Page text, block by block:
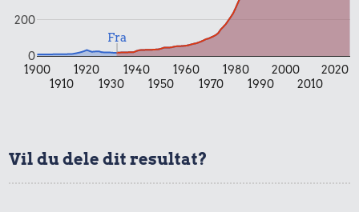
6,26 kr. 0,13 kr.
1900
1910
1920
1930
1940
1950
1960
1970
1980
1990
2000
2010
2020
0
200
Fra
Vil du dele dit resultat?